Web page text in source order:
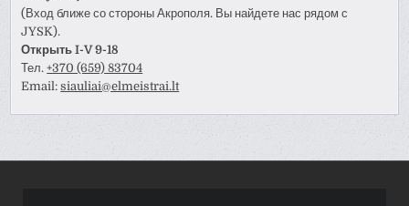
(Вход ближе со стороны Акрополя. Вы найдете нас рядом с
JYSK).
Открыть I-V 9-18
Тел.+370 (659) 83704
Email:siauliai@elmeistrai.lt